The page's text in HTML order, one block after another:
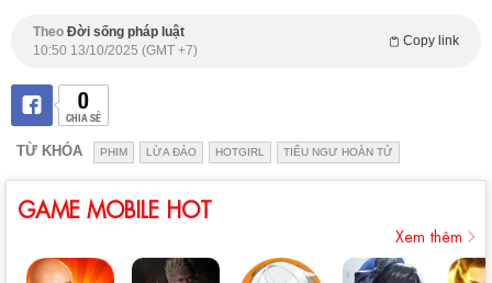
Theo Đời sống pháp luật
Copy link
10:50 13/10/2025 (GMT +7)
0
CHIA SẺ
TỪ KHÓA PHIM LỪA ĐẢO HOTGIRL TIỂU NGƯ HOÀN TỬ
GAME MOBILE HOT
Xem thêm